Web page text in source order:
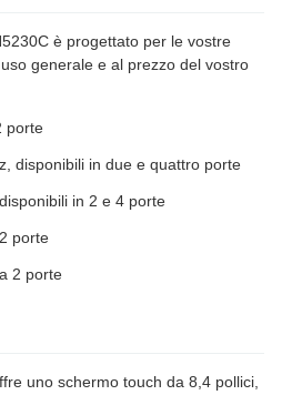
è progettato per le vostre
generale e al prezzo del vostro
porte
disponibili in due e quattro porte
in 2 e 4 porte
porte
2 porte
uno schermo touch da 8,4 pollici,